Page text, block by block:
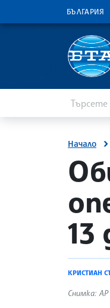
БЪЛГАРИЯ
Начало
13
КРИСТИАН
Снимка: